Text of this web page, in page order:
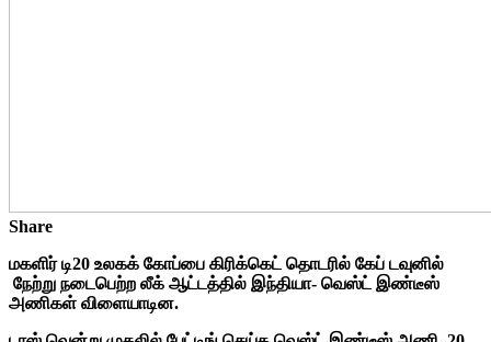
Share
மகளிர் டி20 உலகக் கோப்பை கிரிக்கெட் தொடரில் கேப் டவுனில்
நேற்று நடைபெற்ற லீக் ஆட்டத்தில் இந்தியா- வெஸ்ட் இண்டீஸ்
அணிகள் விளையாடின.